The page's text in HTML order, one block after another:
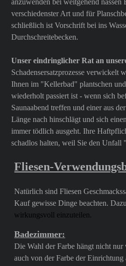
anzuwenden bei weitgehend
verschiedenster Art und für
schließlich ist Vorschrift bei ins
Durchschreitebecken.
Unser eindringlicher Rat an
Schadensersatzprozesse verwickelt
Ihnen im "Kellerbad" plantschen
wiederholt passiert ist - wenn sich
Saunaabend treffen und einer aus
Länge nach hinschlägt und sich
immer tödlich ausgeht. Ihre
schadlos halten, weil Sie den Unfall
Fliesen-
Natürlich sind Fliesen
Kauf gewisse Dinge beachten.
wirkungsvoll einzuteilen.
Badezimmer:
Die Wahl der Farbe hängt nicht nur
auch von der Farbe der